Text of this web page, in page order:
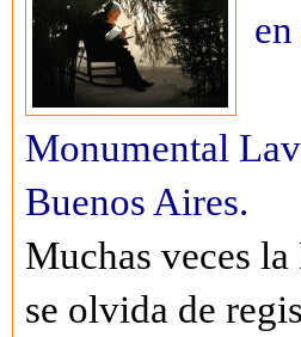
Monumental
Buenos Aires.
Muchas veces
se olvida de